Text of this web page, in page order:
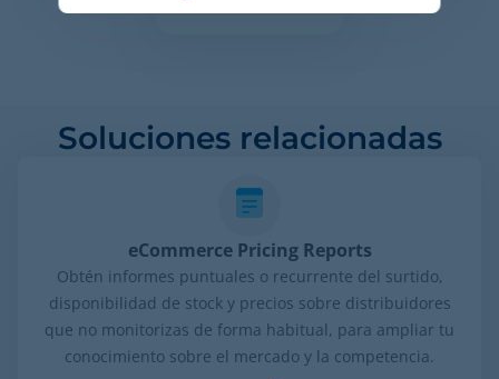
Soluciones relacionadas
eCommerce Pricing Reports
Obtén informes puntuales o recurrente del surtido,
disponibilidad de stock y precios sobre distribuidores
que no monitorizas de forma habitual, para ampliar tu
conocimiento sobre el mercado y la competencia.